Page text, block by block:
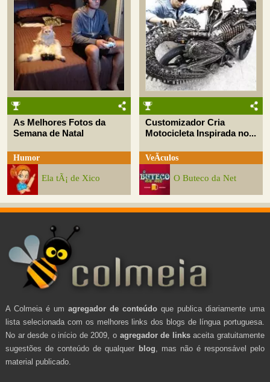
As Melhores Fotos da
Semana de Natal
Humor
Ela tÃ¡ de Xico
Customizador Cria
Motocicleta Inspirada no...
VeÃ­culos
O Buteco da Net
A Colmeia é um agregador de conteúdo que publica diariamente uma
lista selecionada com os melhores links dos blogs de língua portuguesa.
No ar desde o início de 2009, o agregador de linksaceita gratuitamente
sugestões de conteúdo de qualquer blog , mas não é responsável pelo
material publicado.